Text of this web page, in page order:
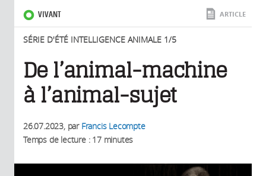
VIVANT
SÉRIE D'ÉTÉ INTELLIGENCE ANIMALE 1/5
ARTICLE
De l’animal-machine
à l’animal-sujet
26.07.2023, par Francis Lecompte
Temps de lecture : 17 minutes